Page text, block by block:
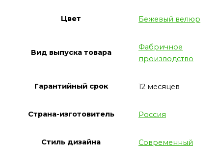
Цвет Бежевый велюр
Вид выпуска товара
Фабричное
производство
Гарантийный срок 12 месяцев
Страна-изготовитель Россия
Стиль дизайна Современный